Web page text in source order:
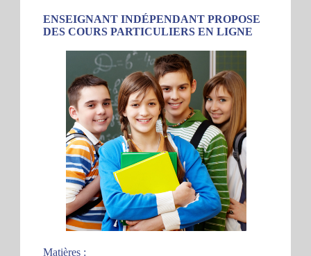
ENSEIGNANT INDÉPENDANT PROPOSE
DES COURS PARTICULIERS EN LIGNE
Matières :